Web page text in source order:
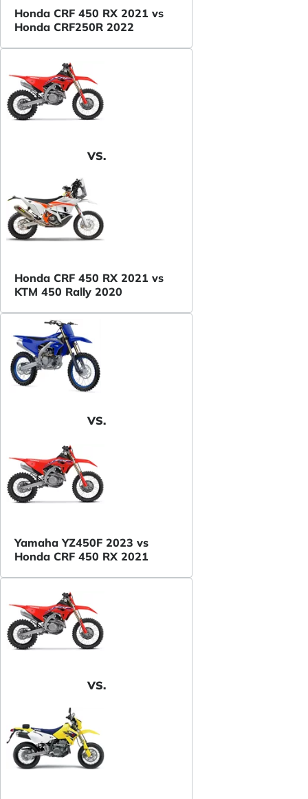
Honda CRF 450 RX 2021 vs
Honda CRF250R 2022
VS.
Honda CRF 450 RX 2021 vs
KTM 450 Rally 2020
VS.
Yamaha YZ450F 2023 vs
Honda CRF 450 RX 2021
VS.